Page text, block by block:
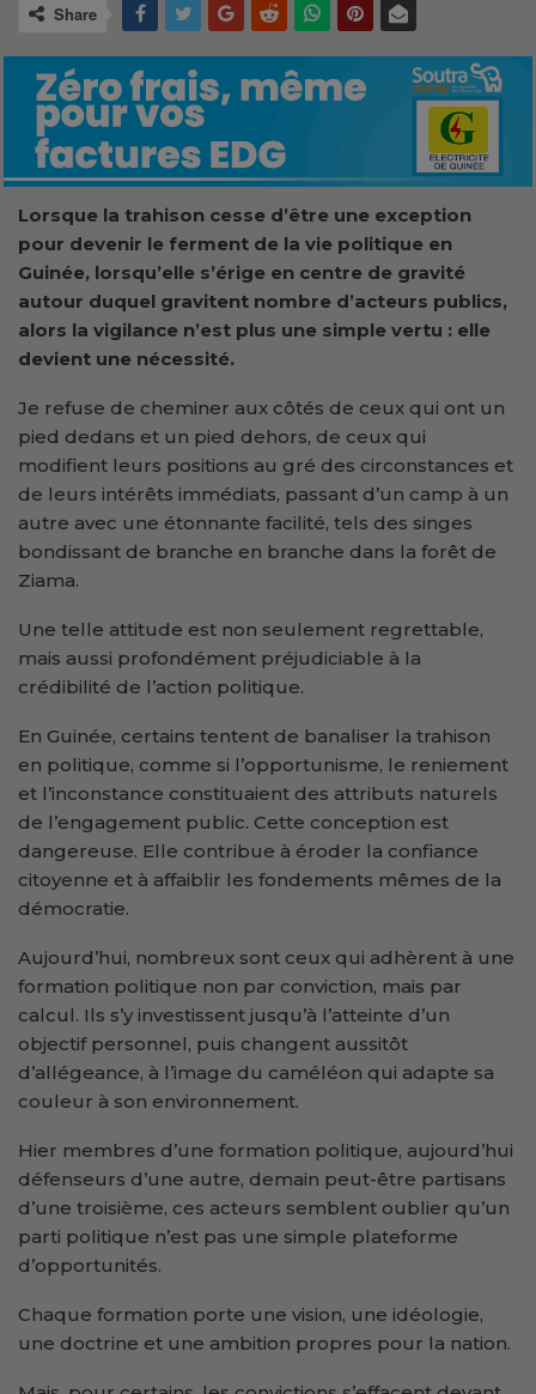
Share
Lorsque la trahison cesse d’être une exception
pour devenir le ferment de la vie politique en
Guinée, lorsqu’elle s’érige en centre de gravité
autour duquel gravitent nombre d’acteurs publics,
alors la vigilance n’est plus une simple vertu : elle
devient une nécessité.
Je refuse de cheminer aux côtés de ceux qui ont un
pied dedans et un pied dehors, de ceux qui
modifient leurs positions au gré des circonstances et
de leurs intérêts immédiats, passant d’un camp à un
autre avec une étonnante facilité, tels des singes
bondissant de branche en branche dans la forêt de
Ziama.
Une telle attitude est non seulement regrettable,
mais aussi profondément préjudiciable à la
crédibilité de l’action politique.
En Guinée, certains tentent de banaliser la trahison
en politique, comme si l’opportunisme, le reniement
et l’inconstance constituaient des attributs naturels
de l’engagement public. Cette conception est
dangereuse. Elle contribue à éroder la confiance
citoyenne et à affaiblir les fondements mêmes de la
démocratie.
Aujourd’hui, nombreux sont ceux qui adhèrent à une
formation politique non par conviction, mais par
calcul. Ils s’y investissent jusqu’à l’atteinte d’un
objectif personnel, puis changent aussitôt
d’allégeance, à l’image du caméléon qui adapte sa
couleur à son environnement.
Hier membres d’une formation politique, aujourd’hui
défenseurs d’une autre, demain peut-être partisans
d’une troisième, ces acteurs semblent oublier qu’un
parti politique n’est pas une simple plateforme
d’opportunités.
Chaque formation porte une vision, une idéologie,
une doctrine et une ambition propres pour la nation.